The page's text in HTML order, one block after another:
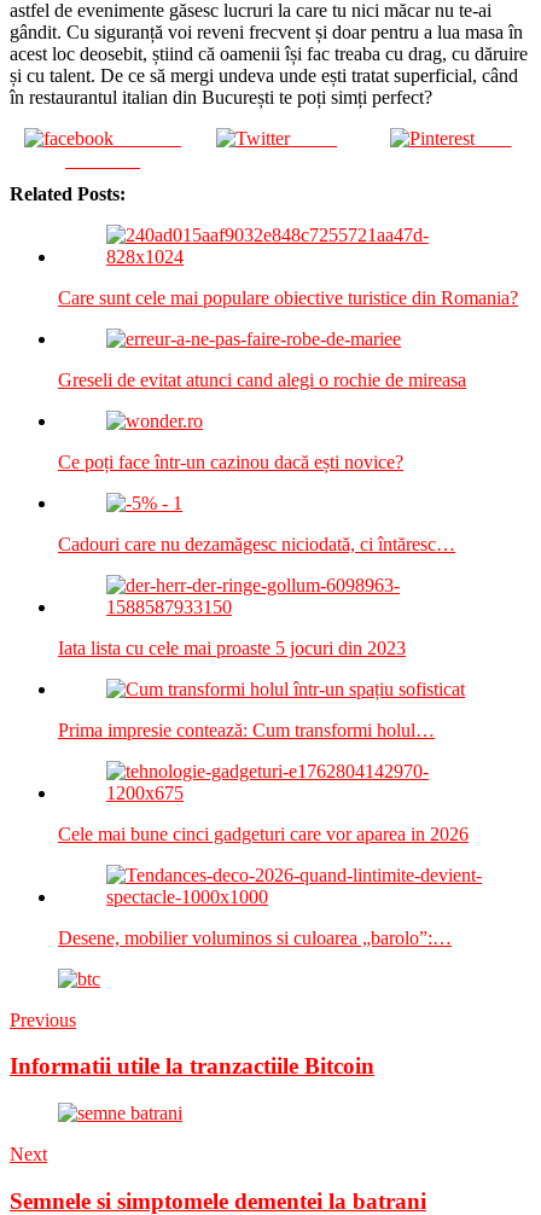
astfel de evenimente găsesc lucruri la care tu nici măcar nu te-ai
gândit. Cu siguranță voi reveni frecvent și doar pentru a lua masa în
acest loc deosebit, știind că oamenii își fac treaba cu drag, cu dăruire
și cu talent. De ce să mergi undeva unde ești tratat superficial, când
în restaurantul italian din București te poți simți perfect?
Tweet Save
Related Posts:
Care sunt cele mai populare obiective turistice din Romania?
Greseli de evitat atunci cand alegi o rochie de mireasa
Ce poți face într-un cazinou dacă ești novice?
Cadouri care nu dezamăgesc niciodată, ci întăresc…
Iata lista cu cele mai proaste 5 jocuri din 2023
Prima impresie contează: Cum transformi holul…
Cele mai bune cinci gadgeturi care vor aparea in 2026
Desene, mobilier voluminos si culoarea „barolo”:…
Previous
Informatii utile la tranzactiile Bitcoin
Next
Semnele si simptomele dementei la batrani